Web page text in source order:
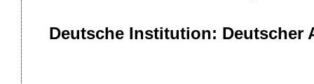
Deutsche Institution: Deutscher